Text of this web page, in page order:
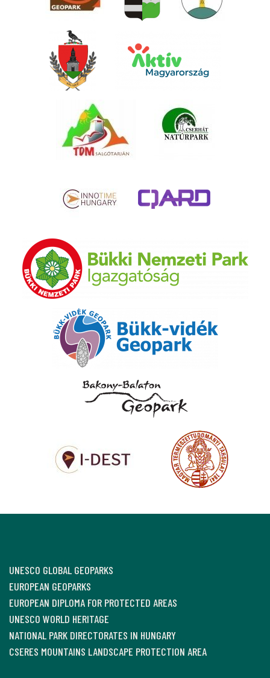
UNESCO GLOBAL GEOPARKS
EUROPEAN GEOPARKS
EUROPEAN DIPLOMA FOR PROTECTED AREAS
UNESCO WORLD HERITAGE
NATIONAL PARK DIRECTORATES IN HUNGARY
CSERES MOUNTAINS LANDSCAPE PROTECTION AREA